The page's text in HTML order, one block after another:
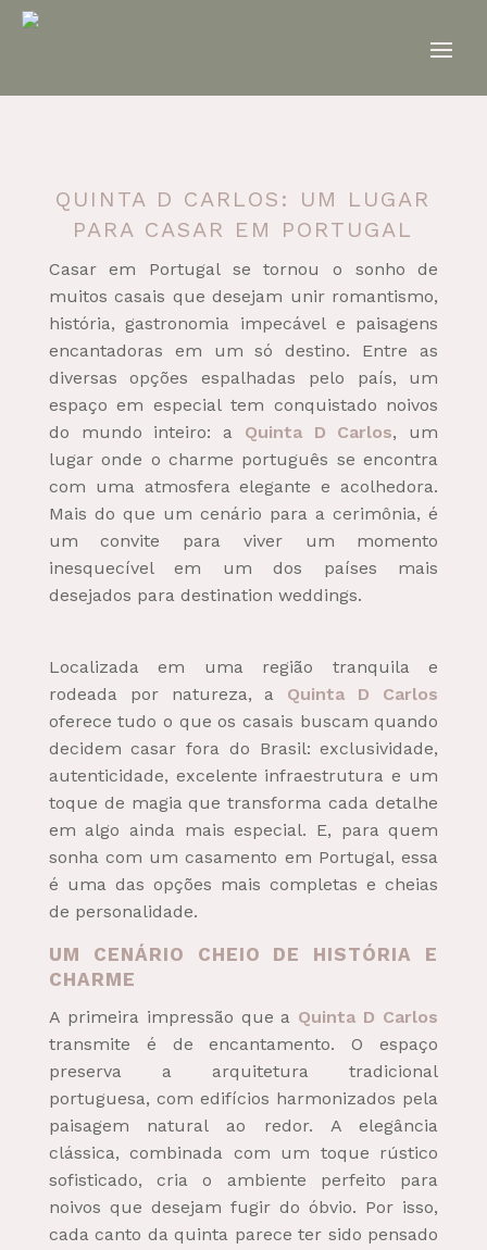
QUINTA D CARLOS: UM LUGAR
PARA CASAR EM PORTUGAL
Casar em Portugal se tornou o sonho de
muitos casais que desejam unir romantismo,
história, gastronomia impecável e paisagens
encantadoras em um só destino. Entre as
diversas opções espalhadas pelo país, um
espaço em especial tem conquistado noivos
do mundo inteiro: a Quinta D Carlos, um
lugar onde o charme português se encontra
com uma atmosfera elegante e acolhedora.
Mais do que um cenário para a cerimônia, é
um convite para viver um momento
inesquecível em um dos países mais
desejados para destination weddings.
Localizada em uma região tranquila e
rodeada por natureza, a Quinta D Carlos
oferece tudo o que os casais buscam quando
decidem casar fora do Brasil: exclusividade,
autenticidade, excelente infraestrutura e um
toque de magia que transforma cada detalhe
em algo ainda mais especial. E, para quem
sonha com um casamento em Portugal, essa
é uma das opções mais completas e cheias
de personalidade.
UM CENÁRIO CHEIO DE HISTÓRIA E
CHARME
A primeira impressão que a Quinta D Carlos
transmite é de encantamento. O espaço
preserva a arquitetura tradicional
portuguesa, com edifícios harmonizados pela
paisagem natural ao redor. A elegância
clássica, combinada com um toque rústico
sofisticado, cria o ambiente perfeito para
noivos que desejam fugir do óbvio. Por isso,
cada canto da quinta parece ter sido pensado